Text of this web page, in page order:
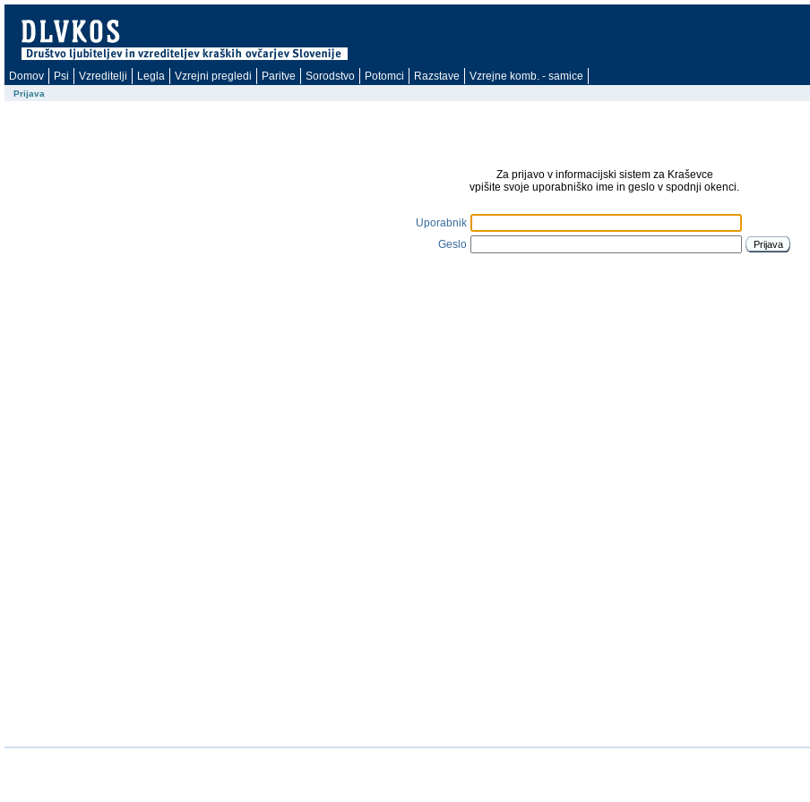
Domov Psi Vzreditelji Legla Vzrejni pregledi Paritve Sorodstvo Potomci Razstave Vzrejne komb. - samice
Prijava
Za prijavo v informacijski sistem za Kraševce
vpišite svoje uporabniško ime in geslo v spodnji okenci.
Uporabnik
Geslo
Prijava